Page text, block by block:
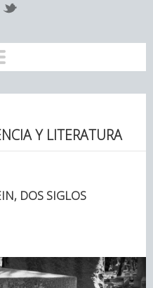
Y LITERATURA
DOS SIGLOS